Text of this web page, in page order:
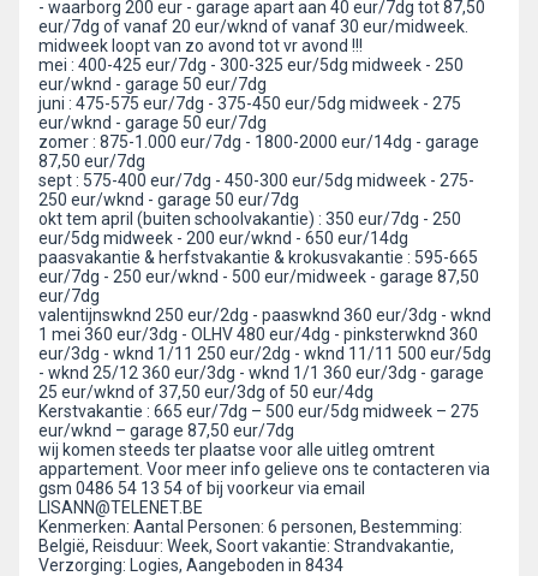
- waarborg 200 eur - garage apart aan 40 eur/7dg tot 87,50
eur/7dg of vanaf 20 eur/wknd of vanaf 30 eur/midweek.
midweek loopt van zo avond tot vr avond !!!
mei : 400-425 eur/7dg - 300-325 eur/5dg midweek - 250
eur/wknd - garage 50 eur/7dg
juni : 475-575 eur/7dg - 375-450 eur/5dg midweek - 275
eur/wknd - garage 50 eur/7dg
zomer : 875-1.000 eur/7dg - 1800-2000 eur/14dg - garage
87,50 eur/7dg
sept : 575-400 eur/7dg - 450-300 eur/5dg midweek - 275-
250 eur/wknd - garage 50 eur/7dg
okt tem april (buiten schoolvakantie) : 350 eur/7dg - 250
eur/5dg midweek - 200 eur/wknd - 650 eur/14dg
paasvakantie & herfstvakantie & krokusvakantie : 595-665
eur/7dg - 250 eur/wknd - 500 eur/midweek - garage 87,50
eur/7dg
valentijnswknd 250 eur/2dg - paaswknd 360 eur/3dg - wknd
1 mei 360 eur/3dg - OLHV 480 eur/4dg - pinksterwknd 360
eur/3dg - wknd 1/11 250 eur/2dg - wknd 11/11 500 eur/5dg
- wknd 25/12 360 eur/3dg - wknd 1/1 360 eur/3dg - garage
25 eur/wknd of 37,50 eur/3dg of 50 eur/4dg
Kerstvakantie : 665 eur/7dg – 500 eur/5dg midweek – 275
eur/wknd – garage 87,50 eur/7dg
wij komen steeds ter plaatse voor alle uitleg omtrent
appartement. Voor meer info gelieve ons te contacteren via
gsm 0486 54 13 54 of bij voorkeur via email
LISANN@TELENET.BE
Kenmerken: Aantal Personen: 6 personen, Bestemming:
België, Reisduur: Week, Soort vakantie: Strandvakantie,
Verzorging: Logies, Aangeboden in 8434